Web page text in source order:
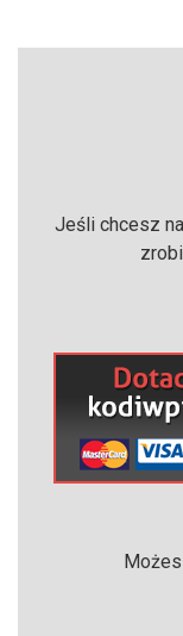
Jeśli chcesz